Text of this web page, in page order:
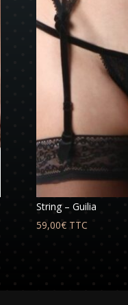
String – Guilia
59,00€ TTC